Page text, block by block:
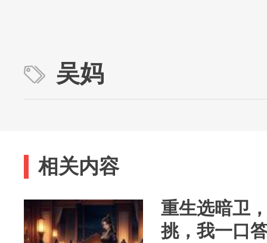
吴妈
相关内容
重生选暗卫
挑，我一口